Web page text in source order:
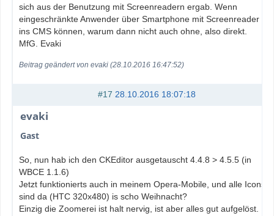
sich aus der Benutzung mit Screenreadern ergab. Wenn
eingeschränkte Anwender über Smartphone mit Screenreader
ins CMS können, warum dann nicht auch ohne, also direkt.
MfG. Evaki
Beitrag geändert von evaki (28.10.2016 16:47:52)
#17 28.10.2016 18:07:18
evaki
Gast
So, nun hab ich den CKEditor ausgetauscht 4.4.8 > 4.5.5 (in
WBCE 1.1.6)
Jetzt funktionierts auch in meinem Opera-Mobile, und alle Icons
sind da (HTC 320x480) is scho Weihnacht?
Einzig die Zoomerei ist halt nervig, ist aber alles gut aufgelöst.